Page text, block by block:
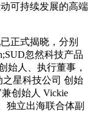
可持续发展的高端
正式揭晓，分别
忽然科技产品
始人、执行董事，
星科技公司 创始
创始人 Vickie
独立出海联合体副